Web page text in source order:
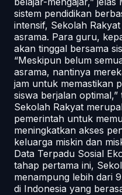
sistem pendidikan
intensif, Sekolah
asrama. Para guru,
akan tinggal bersama
“Meskipun belum
asrama, nantinya
jam untuk memastikan
siswa berjalan
Sekolah Rakyat
pemerintah untuk
meningkatkan akses
keluarga miskin dan
Data Terpadu Sosial
tahap pertama ini,
menampung lebih dari
di Indonesia yang